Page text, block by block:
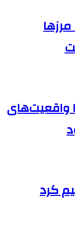
مرزها
واقعیت‌های